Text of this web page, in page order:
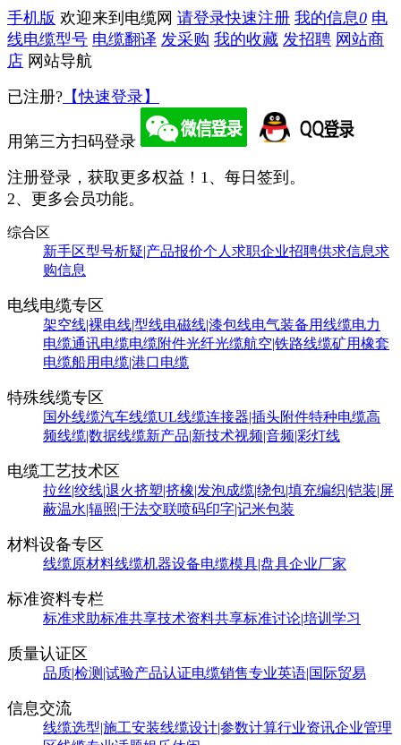
手机版 欢迎来到电缆网 请登录快速注册 我的信息0 电
线电缆型号 电缆翻译 发采购 我的收藏 发招聘 网站商
店 网站导航
已注册? 【快速登录】
用第三方扫码登录
注册登录，获取更多权益！ 1、每日签到。
2、更多会员功能。
综合区
新手区型号析疑|产品报价个人求职企业招聘供求信息求
购信息
电线电缆专区
架空线|裸电线|型线电磁线|漆包线电气装备用线缆电力
电缆通讯电缆电缆附件光纤光缆航空|铁路线缆矿用橡套
电缆船用电缆|港口电缆
特殊线缆专区
国外线缆汽车线缆UL线缆连接器|插头附件特种电缆高
频线缆|数据线缆新产品|新技术视频|音频|彩灯线
电缆工艺技术区
拉丝|绞线|退火挤塑|挤橡|发泡成缆|绕包|填充编织|铠装|屏
蔽温水|辐照|干法交联喷码印字|记米包装
材料设备专区
线缆原材料线缆机器设备电缆模具|盘具企业厂家
标准资料专栏
标准求助标准共享技术资料共享标准讨论|培训学习
质量认证区
品质|检测|试验产品认证电缆销售专业英语|国际贸易
信息交流
线缆选型|施工安装线缆设计|参数计算行业资讯企业管理